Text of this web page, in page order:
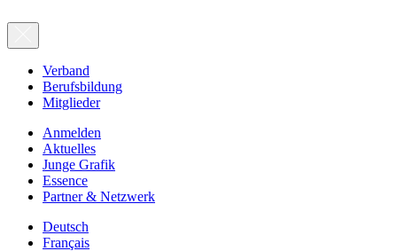
Verband
Berufsbildung
Mitglieder
Anmelden
Aktuelles
Junge Grafik
Essence
Partner & Netzwerk
Deutsch
Français